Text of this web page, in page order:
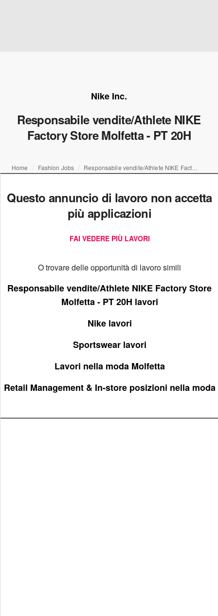
Nike Inc.
Responsabile vendite/Athlete NIKE
Factory Store Molfetta - PT 20H
Home Fashion Jobs
Questo annuncio di lavoro non accetta
più applicazioni
FAI VEDERE PIÙ LAVORI
O trovare delle opportunità di lavoro simili
Responsabile vendite/Athlete NIKE Factory Store
Molfetta - PT 20H lavori
Nike lavori
Sportswear lavori
Lavori nella moda Molfetta
Retail Management & In-store posizioni nella moda